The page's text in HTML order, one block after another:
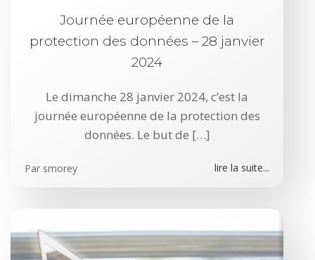
Journée européenne de la
protection des données – 28 janvier
2024
Le dimanche 28 janvier 2024, c’est la
journée européenne de la protection des
données. Le but de […]
Par smorey lire la suite...